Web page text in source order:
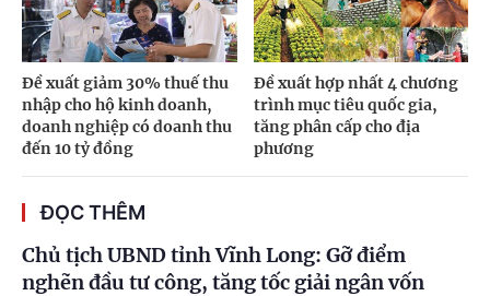
Đề xuất giảm 30% thuế thu
nhập cho hộ kinh doanh,
doanh nghiệp có doanh thu
đến 10 tỷ đồng
Đề xuất hợp nhất 4 chương
trình mục tiêu quốc gia,
tăng phân cấp cho địa
phương
ĐỌC THÊM
Chủ tịch UBND tỉnh Vĩnh Long: Gỡ điểm
nghẽn đầu tư công, tăng tốc giải ngân vốn